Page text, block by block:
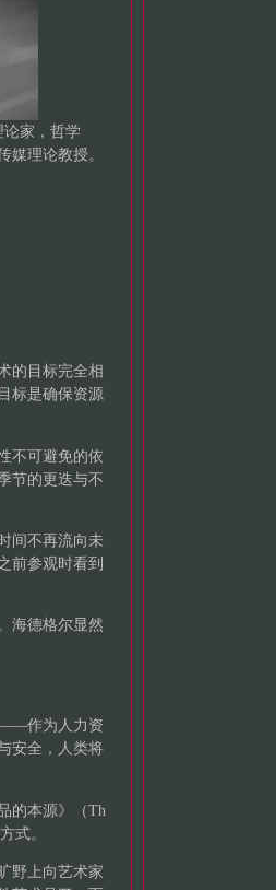
论家，哲学
媒理论教授。
的目标完全相
标是确保资源
不可避免的依
节的更迭与不
间不再流向未
前参观时看到
海德格尔显然
——作为人力资
安全，人类将
的本源》（Th
式。
野上向艺术家